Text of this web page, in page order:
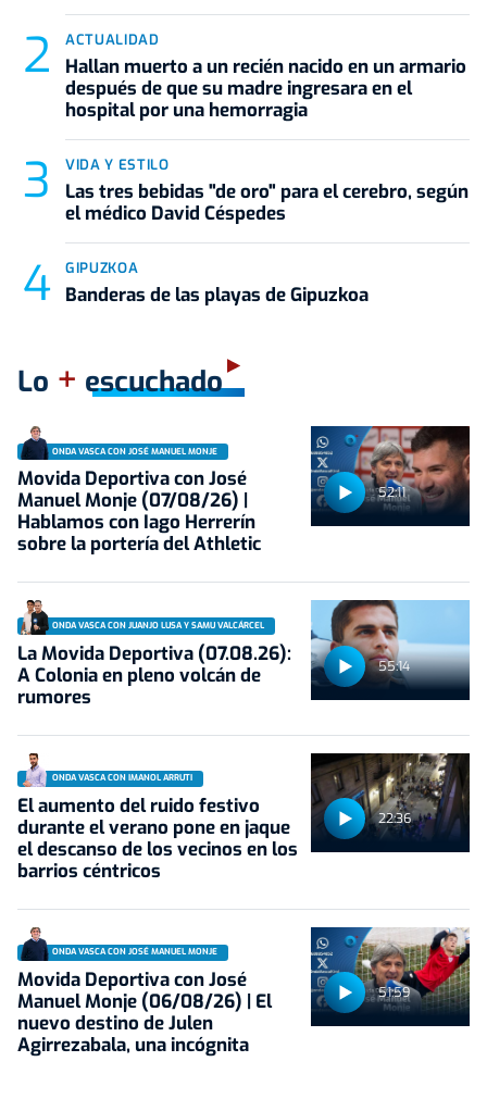
ACTUALIDAD
Hallan muerto a un recién nacido en un armario
después de que su madre ingresara en el
hospital por una hemorragia
VIDA Y ESTILO
Las tres bebidas "de oro" para el cerebro, según
el médico David Céspedes
GIPUZKOA
Banderas de las playas de Gipuzkoa
Lo + escuchado
52:11
ONDA VASCA CON JOSÉ MANUEL MONJE
Movida Deportiva con José
Manuel Monje (07/08/26) |
Hablamos con Iago Herrerín
sobre la portería del Athletic
55:14
ONDA VASCA CON JUANJO LUSA Y SAMU VALCÁRCEL
La Movida Deportiva (07.08.26):
A Colonia en pleno volcán de
rumores
22:36
ONDA VASCA CON IMANOL ARRUTI
El aumento del ruido festivo
durante el verano pone en jaque
el descanso de los vecinos en los
barrios céntricos
51:59
ONDA VASCA CON JOSÉ MANUEL MONJE
Movida Deportiva con José
Manuel Monje (06/08/26) | El
nuevo destino de Julen
Agirrezabala, una incógnita